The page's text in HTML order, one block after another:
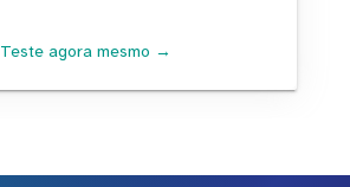
Teste agora mesmo →